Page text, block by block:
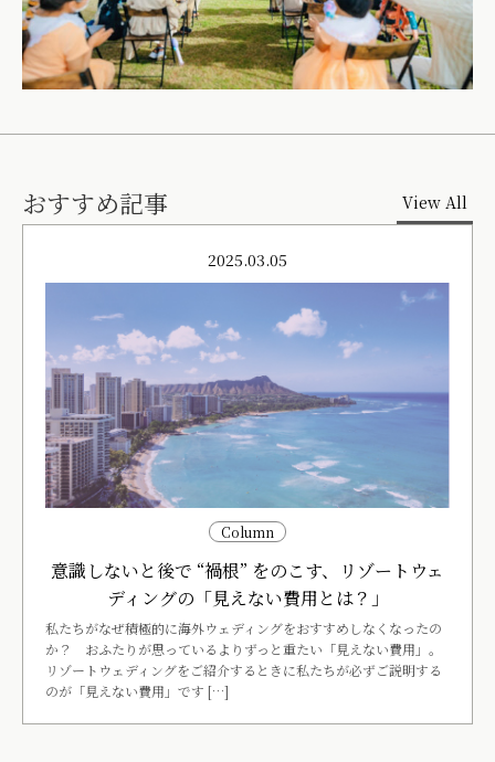
おすすめ記事 View All
2025.03.05
Column
意識しないと後で “禍根” をのこす、リゾートウェ
ディングの「見えない費用とは？」
私たちがなぜ積極的に海外ウェディングをおすすめしなくなったの
か？ おふたりが思っているよりずっと重たい「見えない費用」。
リゾートウェディングをご紹介するときに私たちが必ずご説明する
のが「見えない費用」です […]